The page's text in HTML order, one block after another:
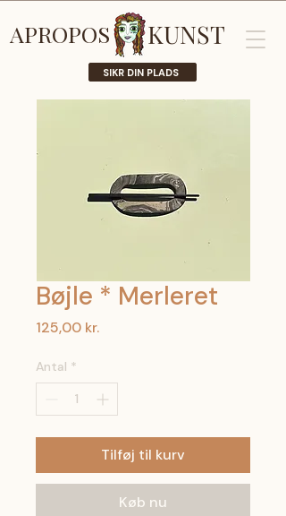
APROPOS KUNST
SIKR DIN PLADS
Bøjle * Merleret
125,00 kr.Pris
Antal *
Tilføj til kurv
Køb nu